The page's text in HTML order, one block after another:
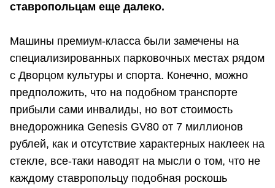
ставропольцам еще далеко.
Машины премиум-класса были замечены на
специализированных парковочных местах рядом
с Дворцом культуры и спорта. Конечно, можно
предположить, что на подобном транспорте
прибыли сами инвалиды, но вот стоимость
внедорожника Genesis GV80 от 7 миллионов
рублей, как и отсутствие характерных наклеек на
стекле, все-таки наводят на мысли о том, что не
каждому ставропольцу подобная роскошь